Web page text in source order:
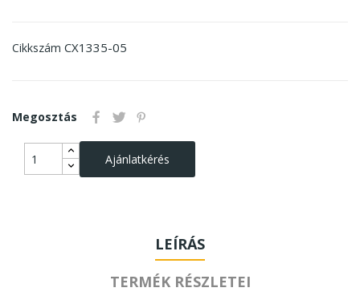
Cikkszám CX1335-05
Megosztás
Ajánlatkérés
LEÍRÁS
TERMÉK RÉSZLETEI